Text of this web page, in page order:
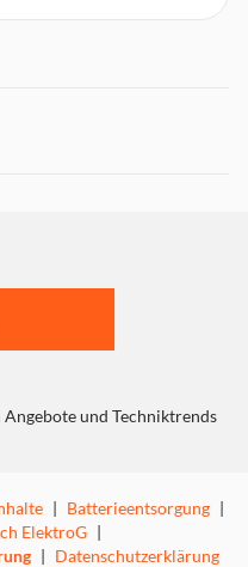
und Techniktrends
| Batterieentsorgung |
ElektroG |
| Datenschutzerklärung